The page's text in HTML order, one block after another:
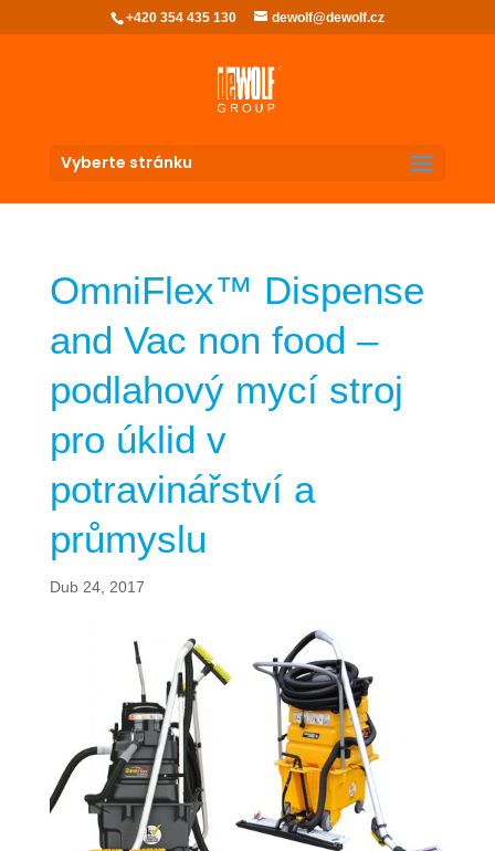
+420 354 435 130 dewolf@dewolf.cz
Vyberte stránku
OmniFlex™ Dispense
and Vac non food –
podlahový mycí stroj
pro úklid v
potravinářství a
průmyslu
Dub 24, 2017